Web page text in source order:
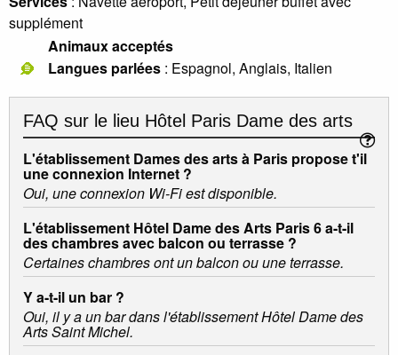
supplément
Animaux acceptés
Langues parlées : Espagnol, Anglais, Italien
FAQ sur le lieu Hôtel Paris Dame des arts
L'établissement Dames des arts à Paris propose t'il
une connexion Internet ?
Oui, une connexion Wi-Fi est disponible.
L'établissement Hôtel Dame des Arts Paris 6 a-t-il
des chambres avec balcon ou terrasse ?
Certaines chambres ont un balcon ou une terrasse.
Y a-t-il un bar ?
Oui, il y a un bar dans l'établissement Hôtel Dame des
Arts Saint Michel.